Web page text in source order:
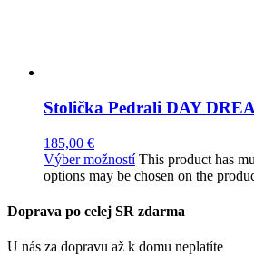
Stolička Pedrali DAY
185,00 €
Výber možností This product has
options may be chosen on the
Doprava po celej SR zdarma
U nás za dopravu až k domu neplatíte